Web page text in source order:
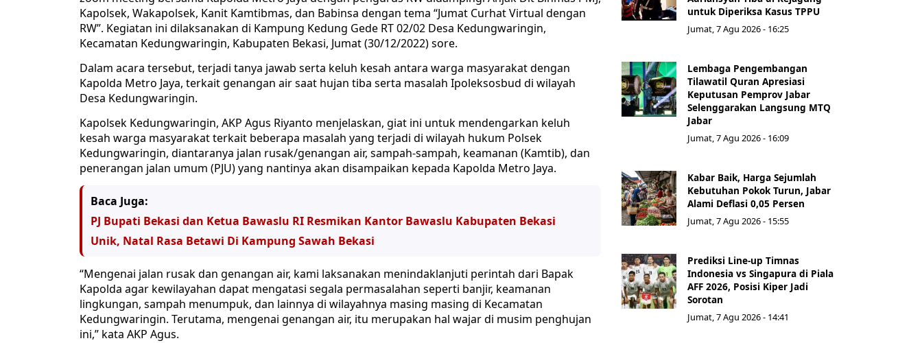
Kapolsek, Wakapolsek, Kanit Kamtibmas, dan Babinsa dengan tema “Jumat Curhat Virtual dengan
RW”. Kegiatan ini dilaksanakan di Kampung Kedung Gede RT 02/02 Desa Kedungwaringin,
Kecamatan Kedungwaringin, Kabupaten Bekasi, Jumat (30/12/2022) sore.
Dalam acara tersebut, terjadi tanya jawab serta keluh kesah antara warga masyarakat dengan
Kapolda Metro Jaya, terkait genangan air saat hujan tiba serta masalah Ipoleksosbud di wilayah
Desa Kedungwaringin.
Kapolsek Kedungwaringin, AKP Agus Riyanto menjelaskan, giat ini untuk mendengarkan keluh
kesah warga masyarakat terkait beberapa masalah yang terjadi di wilayah hukum Polsek
Kedungwaringin, diantaranya jalan rusak/genangan air, sampah-sampah, keamanan (Kamtib), dan
penerangan jalan umum (PJU) yang nantinya akan disampaikan kepada Kapolda Metro Jaya.
Baca Juga:
PJ Bupati Bekasi dan Ketua Bawaslu RI Resmikan Kantor Bawaslu Kabupaten Bekasi
Unik, Natal Rasa Betawi Di Kampung Sawah Bekasi
“Mengenai jalan rusak dan genangan air, kami laksanakan menindaklanjuti perintah dari Bapak
Kapolda agar kewilayahan dapat mengatasi segala permasalahan seperti banjir, keamanan
lingkungan, sampah menumpuk, dan lainnya di wilayahnya masing masing di Kecamatan
Kedungwaringin. Terutama, mengenai genangan air, itu merupakan hal wajar di musim penghujan
ini,” kata AKP Agus.
untuk Diperiksa Kasus TPPU
Jumat, 7 Agu 2026 - 16:25
Lembaga Pengembangan
Tilawatil Quran Apresiasi
Keputusan Pemprov Jabar
Selenggarakan Langsung MTQ
Jabar
Jumat, 7 Agu 2026 - 16:09
Kabar Baik, Harga Sejumlah
Kebutuhan Pokok Turun, Jabar
Alami Deflasi 0,05 Persen
Jumat, 7 Agu 2026 - 15:55
Prediksi Line-up Timnas
Indonesia vs Singapura di Piala
AFF 2026, Posisi Kiper Jadi
Sorotan
Jumat, 7 Agu 2026 - 14:41